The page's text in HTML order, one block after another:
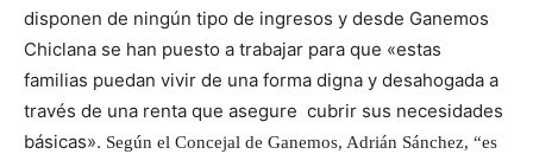
disponen de ningún tipo de ingresos y desde Ganemos
Chiclana se han puesto a trabajar para que «estas
familias puedan vivir de una forma digna y desahogada a
través de una renta que asegure cubrir sus necesidades
básicas». Según el Concejal de Ganemos, Adrián Sánchez, “es